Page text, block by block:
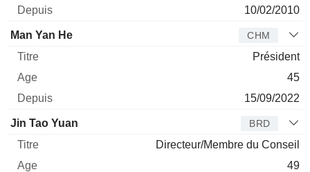
10/02/2010
Man Yan He CHM
Président
45
15/09/2022
Jin Tao Yuan BRD
Directeur/Membre du Conseil
49